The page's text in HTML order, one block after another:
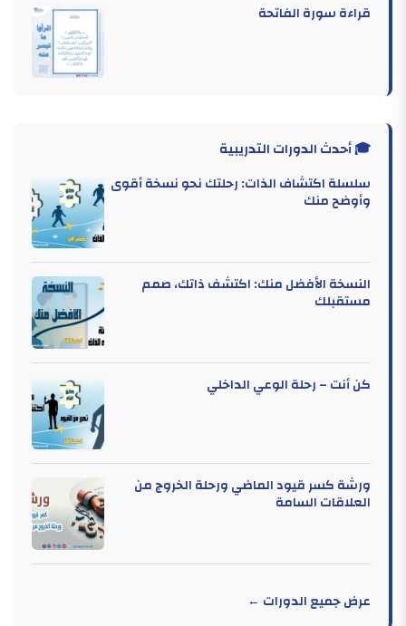
قراءة سورة الفاتحة
🎓 أحدث الدورات التدريبية
سلسلة اكتشاف الذات: رحلتك نحو نسخة أقوى
وأوضح منك
النسخة الأفضل منك: اكتشف ذاتك، صمم
مستقبلك
كن أنت – رحلة الوعي الداخلي
ورشة كسر قيود الماضي ورحلة الخروج من
العلاقات السامة
عرض جميع الدورات ←